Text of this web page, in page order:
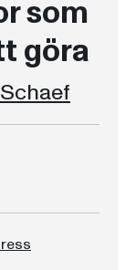
som
göra